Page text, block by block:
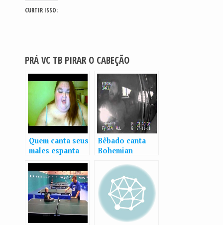
CURTIR ISSO:
PRÁ VC TB PIRAR O CABEÇÃO
Quem canta seus
males espanta
Bêbado canta
Bohemian
carro de policia
após ser preso